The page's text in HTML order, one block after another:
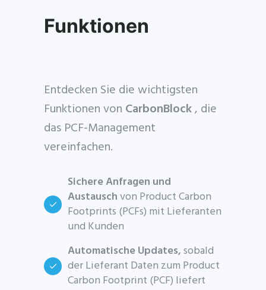
Funktionen
Entdecken Sie die wichtigsten
Funktionen von CarbonBlock, die
das PCF-Management
vereinfachen.
Sichere Anfragen und
Austauschvon Product Carbon
Footprints (PCFs) mit Lieferanten
und Kunden
Automatische Updates,sobald
der Lieferant Daten zum Product
Carbon Footprint (PCF) liefert
for up to 3 years
included. Limited funded